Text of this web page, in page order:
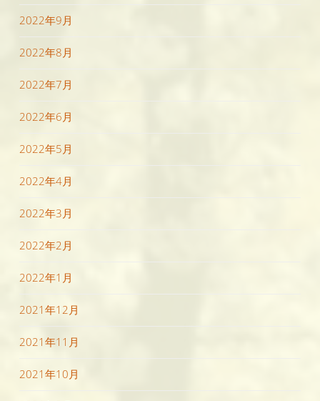
2022年9月
2022年8月
2022年7月
2022年6月
2022年5月
2022年4月
2022年3月
2022年2月
2022年1月
2021年12月
2021年11月
2021年10月